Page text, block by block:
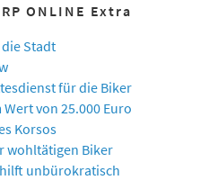
ONLINE Extra
Stadt
für die Biker
von 25.000 Euro
Korsos
wohltätigen Biker
unbürokratisch